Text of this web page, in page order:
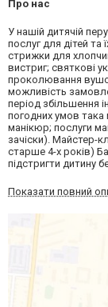
Про нас
У нашій дитячій
послуг для дітей та
стрижки для
вистриг; святкові
проколювання
можливість
період збільшення
погодних умов
манікюр; послуги
зачіски). Майстер-
старше 4-х років)
підстригти дитину
Показати повний